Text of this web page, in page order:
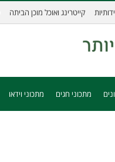
קייטרינג ואוכל מוכן הביתה
מתכוני חגים מתכוני וידאו